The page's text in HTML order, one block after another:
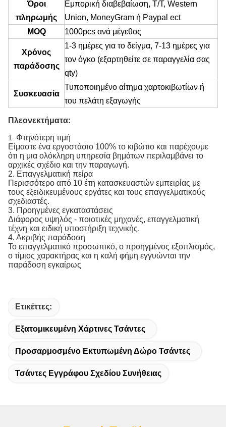
Όροι
πληρωμής
Εμπορική διαβεβαίωση, T/T, Western
Union, MoneyGram ή Paypal ect
MOQ
1000pcs ανά μέγεθος
Χρόνος
παράδοσης
1-3 ημέρες για το δείγμα, 7-13 ημέρες για
τον όγκο (εξαρτηθείτε σε παραγγελία σας
qty)
Συσκευασία
Τυποποιημένο αίτημα χαρτοκιβωτίων ή
του πελάτη εξαγωγής
Πλεονεκτήματα:
1. Φτηνότερη τιμή
Είμαστε ένα εργοστάσιο 100% το κιβώτιο και παρέχουμε
ότι η μια ολόκληρη υπηρεσία βημάτων περιλαμβάνει το
αρχικές σχέδιο και την παραγωγή.
2. Επαγγελματική πείρα
Περισσότερο από 10 έτη κατασκευαστών εμπειρίας με
τους εξειδικευμένους εργάτες και τους επαγγελματικούς
σχεδιαστές.
3. Προηγμένες εγκαταστάσεις
Διάφορος υψηλός - ποιοτικές μηχανές, επαγγελματική
τέχνη και ειδική υποστήριξη τεχνικής.
4. Ακριβής παράδοση
Το επαγγελματικό προσωπικό, ο προηγμένος εξοπλισμός,
ο τίμιος χαρακτήρας και η καλή φήμη εγγυώνται την
παράδοση εγκαίρως
Ετικέττες:
Εξατομικευμένη Χάρτινες Τσάντες
Προσαρμοσμένο Εκτυπωμένη Δώρο Τσάντες
Τσάντες Εγγράφου Σχεδίου Συνήθειας